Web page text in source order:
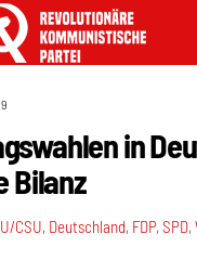
in
Bilanz
CSU, Deutschland, FDP,SPD,